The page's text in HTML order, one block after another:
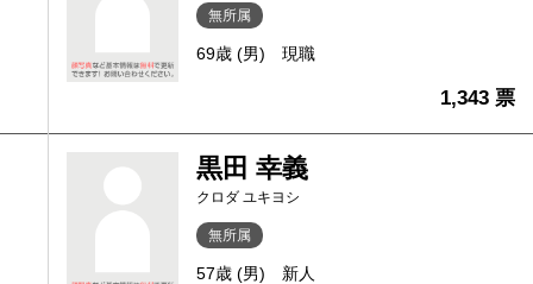
無所属
69歳 (男) 現職
1,343 票
黒田 幸義
クロダ ユキヨシ
無所属
57歳 (男) 新人